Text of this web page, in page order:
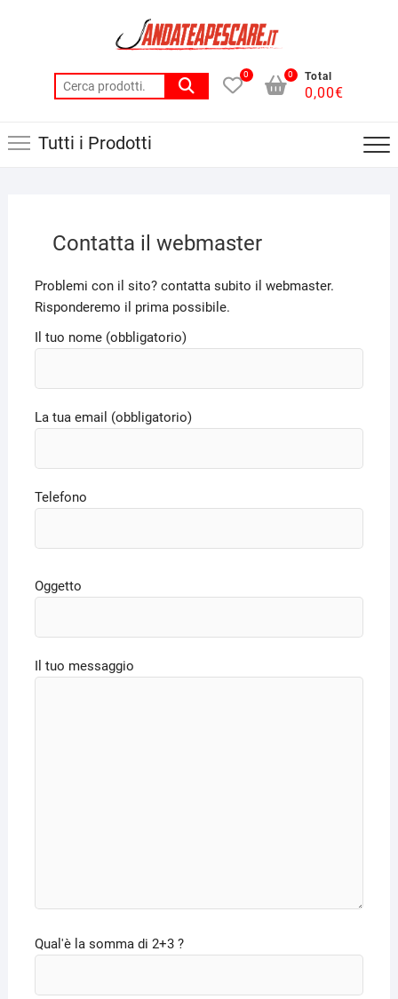
Cerca:
0 Total
0,00€
0
Tutti i Prodotti
Contatta il webmaster
Problemi con il sito? contatta subito il webmaster.
Risponderemo il prima possibile.
Il tuo nome (obbligatorio)
La tua email (obbligatorio)
Telefono
Oggetto
Il tuo messaggio
Qual'è la somma di 2+3 ?